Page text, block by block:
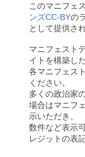
このマニフェ
ンズCC-BYの
として提供さ
マニフェスト
イトを構築し
各マニフェス
ください。
多くの政治家
場合はマニフ
示いただき、
数件など表示
レジットの表